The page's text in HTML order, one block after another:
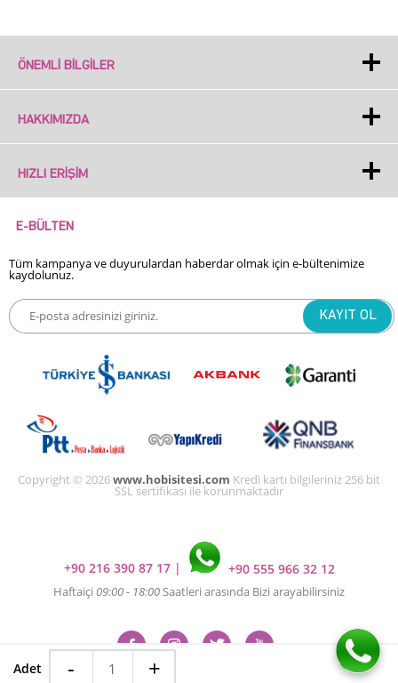
Adet - +
ÖNEMLI BILGILER
HAKKIMIZDA
HIZLI ERIŞIM
E-BÜLTEN
Tüm kampanya ve duyurulardan haberdar olmak için e-bültenimize
kaydolunuz.
Copyright © 2026www.hobisitesi.com Kredi kartı bilgileriniz 256 bit
SSL sertifikası ile korunmaktadır
+90 216 390 87 17 | +90 555 966 32 12
Haftaiçi 09:00 - 18:00Saatleri arasında Bizi arayabilirsiniz